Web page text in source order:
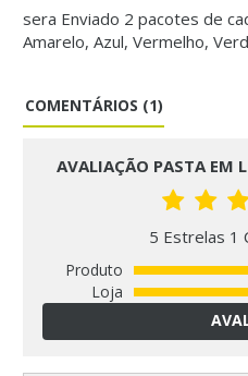
sera Enviado 2 pacotes de
Amarelo, Azul, Vermelho,
COMENTÁRIOS (1)
AVALIAÇÃO PASTA EM
5 Estrelas 1
Produto
Loja